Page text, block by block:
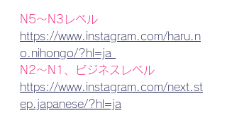
N5〜N3レベル
https://www.instagram.com/haru.n
o.nihongo/?hl=ja
N2〜N1、ビジネスレベル
https://www.instagram.com/next.st
ep.japanese/?hl=ja